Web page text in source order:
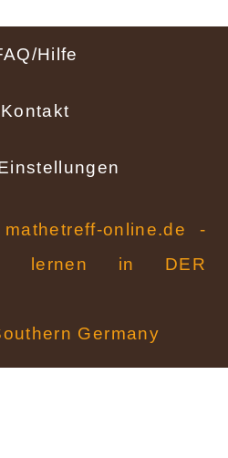
Hilfe
Kontakt
online.de -
lernen in DER
Germany